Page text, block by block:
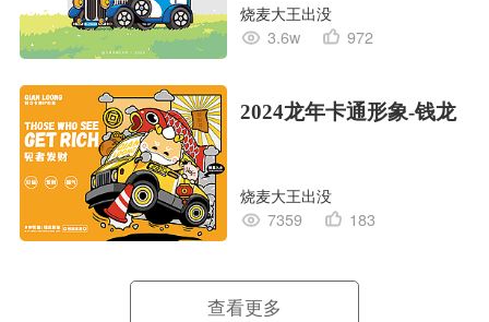
烧麦大王出没
3.6w
972
2024龙年卡通形象-钱龙
烧麦大王出没
7359
183
查看更多